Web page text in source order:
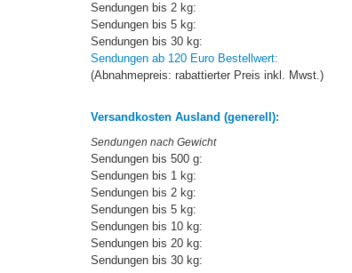
Sendungen bis 2 kg:
Sendungen bis 5 kg:
Sendungen bis 30 kg:
Sendungen ab 120 Euro Bestellwert:
(Abnahmepreis: rabattierter Preis inkl. Mwst.)
Versandkosten Ausland (generell):
Sendungen nach Gewicht
Sendungen bis 500 g:
Sendungen bis 1 kg:
Sendungen bis 2 kg:
Sendungen bis 5 kg:
Sendungen bis 10 kg:
Sendungen bis 20 kg:
Sendungen bis 30 kg: